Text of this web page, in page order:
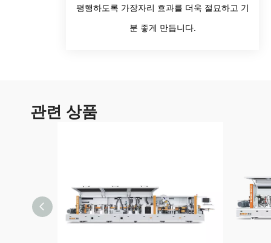
평행하도록 가장자리 효과를 더욱 절묘하고 기
분 좋게 만듭니다.
관련 상품